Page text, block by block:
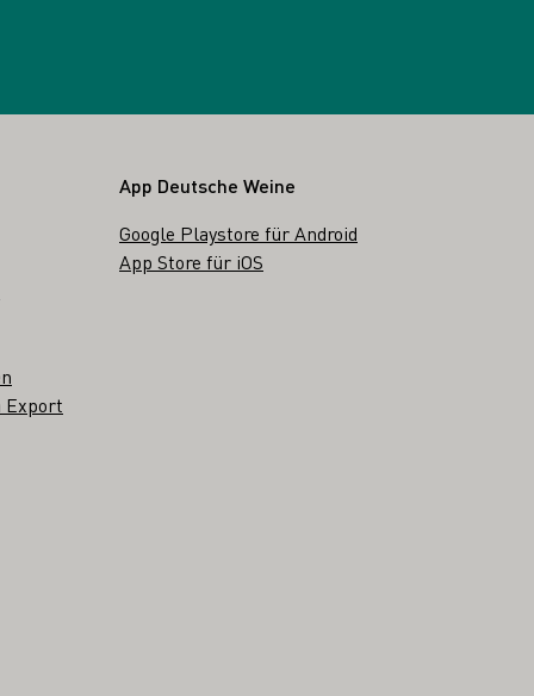
Export
App Deutsche Weine
Google Playstore für Android
App Store für iOS